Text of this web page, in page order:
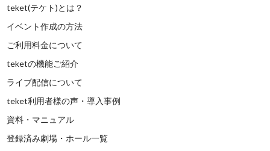
teket(テケト)とは？
イベント作成の方法
ご利用料金について
teketの機能ご紹介
ライブ配信について
teket利用者様の声・導入事例
資料・マニュアル
登録済み劇場・ホール一覧